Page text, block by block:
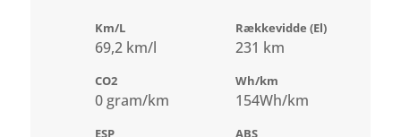
Km/L
69,2 km/l
Rækkevidde (El)
231 km
CO2
0 gram/km
Wh/km
154Wh/km
ESP ABS